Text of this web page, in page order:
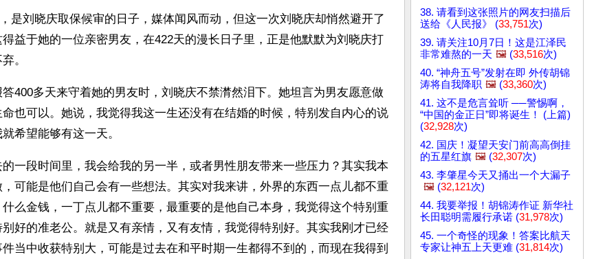
是刘晓庆取保候审的日子，媒体闻风而动，但这一次刘晓庆却悄然避开了
益于她的一位亲密男友，在422天的漫长日子里，正是他默默为刘晓庆打
。
400多天来守着她的男友时，刘晓庆不禁潸然泪下。她坦言为男友愿意做
也可以。她说，我觉得我这一生还没有在结婚的时候，特别发自内心的说
希望能够有这一天。
一段时间里，我会给我的另一半，或者男性朋友带来一些压力？其实我本
可能是他们自己会有一些想法。其实对我来讲，外界的东西一点儿都不重
么金钱，一丁点儿都不重要，最重要的是他自己本身，我觉得这个特别重
好的准老公。就是又有亲情，又有友情，我觉得特别好。其实我刚才已经
当中收获特别大，可能是过去在和平时期一生都得不到的，而现在我得到
38. 请看到这张照片的网友扫描后
送给《人民报》 (33,751次)
39. 请关注10月7日！这是江泽民
非常难熬的一天 🖼️ (33,516次)
40. “神舟五号”发射在即 外传胡锦
涛将自我降职 🖼️ (33,360次)
41. 这不是危言耸听 ──警惕啊，
“中国的金正日”即将诞生！ (上篇)
(32,928次)
42. 国庆！凝望天安门前高高倒挂
的五星红旗 🖼️ (32,307次)
43. 李肇星今天又捅出一个大漏子
🖼️ (32,121次)
44. 我要举报！胡锦涛作证 新华社
长田聪明需履行承诺 (31,978次)
45. 一个奇怪的现象！答案比航天
专家让神五上天更难 (31,814次)